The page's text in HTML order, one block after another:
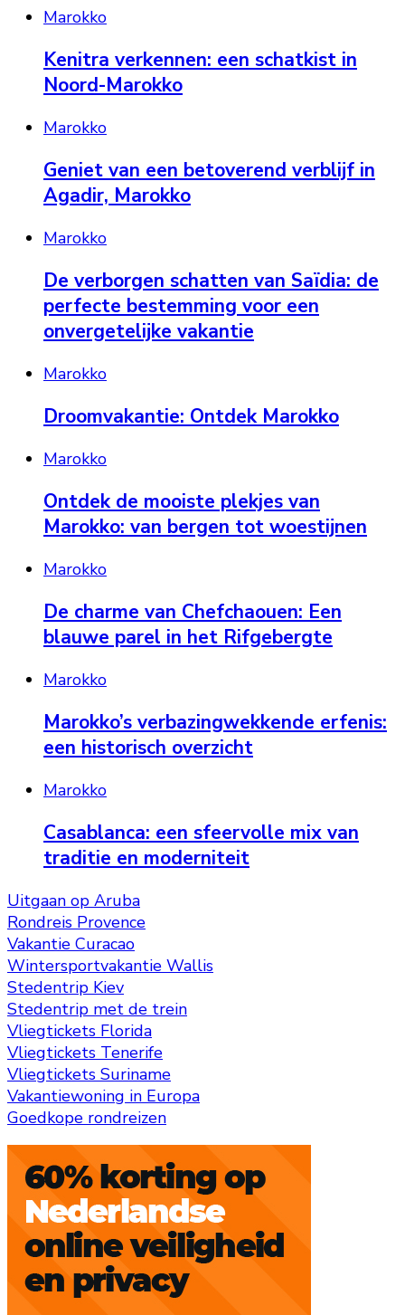
Marokko
Kenitra verkennen: een schatkist in
Noord-Marokko
Marokko
Geniet van een betoverend verblijf in
Agadir, Marokko
Marokko
De verborgen schatten van Saïdia: de
perfecte bestemming voor een
onvergetelijke vakantie
Marokko
Droomvakantie: Ontdek Marokko
Marokko
Ontdek de mooiste plekjes van
Marokko: van bergen tot woestijnen
Marokko
De charme van Chefchaouen: Een
blauwe parel in het Rifgebergte
Marokko
Marokko’s verbazingwekkende erfenis:
een historisch overzicht
Marokko
Casablanca: een sfeervolle mix van
traditie en moderniteit
Uitgaan op Aruba
Rondreis Provence
Vakantie Curacao
Wintersportvakantie Wallis
Stedentrip Kiev
Stedentrip met de trein
Vliegtickets Florida
Vliegtickets Tenerife
Vliegtickets Suriname
Vakantiewoning in Europa
Goedkope rondreizen